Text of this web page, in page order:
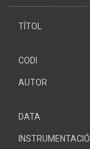
TÍTOL
CODI
AUTOR
DATA
INSTRUMENTACIÓ